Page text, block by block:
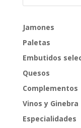
Jamones
Paletas
Embutidos
Quesos
Complementos
Vinos y Ginebra
Especialidades